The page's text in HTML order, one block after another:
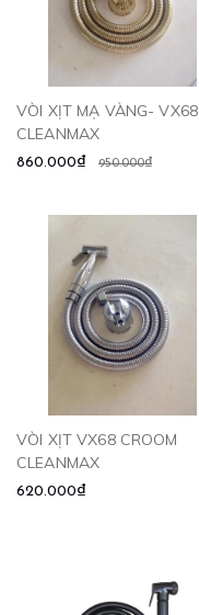
VÒI XỊT MẠ VÀNG- VX68
CLEANMAX
860.000₫ 950.000₫
VÒI XỊT VX68 CROOM
CLEANMAX
620.000₫